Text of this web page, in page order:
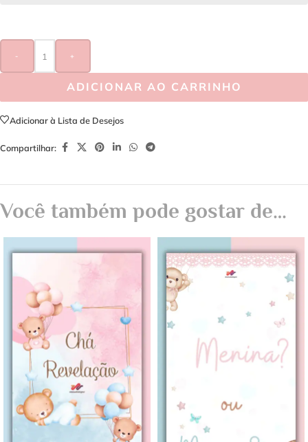
- +
ADICIONAR AO CARRINHO
Adicionar à Lista de Desejos
Compartilhar:
Você também pode gostar de…